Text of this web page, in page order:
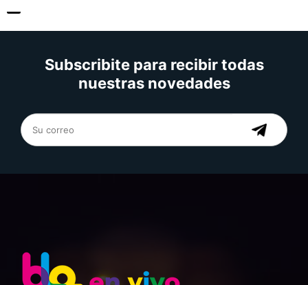
Subscribite para recibir todas
nuestras novedades